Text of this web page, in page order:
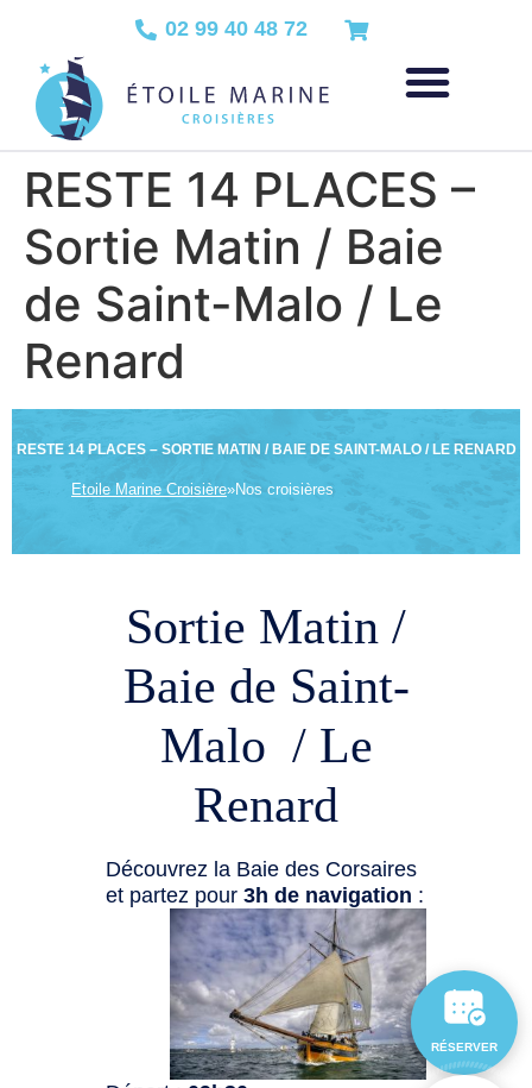
02 99 40 48 72
RESTE 14 PLACES –
Sortie Matin / Baie
de Saint-Malo / Le
Renard
RESTE 14 PLACES – SORTIE MATIN / BAIE DE SAINT-MALO / LE RENARD
Etoile Marine Croisière»Nos croisières
Sortie Matin /
Baie de Saint-
Malo / Le
Renard
Découvrez la Baie des Corsaires
et partez pour3h de navigation :
RÉSERVER